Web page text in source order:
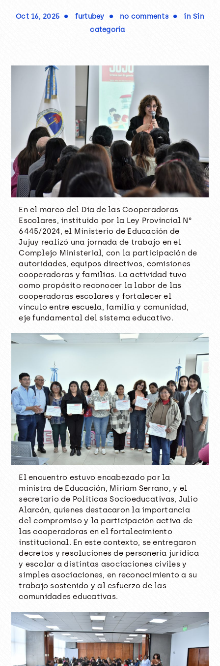
Oct 16, 2025 furtubey no comments inSin
categoría
En el marco del Día de las Cooperadoras
Escolares, instituido por la Ley Provincial N°
6445/2024, el Ministerio de Educación de
Jujuy realizó una jornada de trabajo en el
Complejo Ministerial, con la participación de
autoridades, equipos directivos, comisiones
cooperadoras y familias. La actividad tuvo
como propósito reconocer la labor de las
cooperadoras escolares y fortalecer el
vínculo entre escuela, familia y comunidad,
eje fundamental del sistema educativo.
El encuentro estuvo encabezado por la
ministra de Educación, Miriam Serrano, y el
secretario de Políticas Socioeducativas, Julio
Alarcón, quienes destacaron la importancia
del compromiso y la participación activa de
las cooperadoras en el fortalecimiento
institucional. En este contexto, se entregaron
decretos y resoluciones de personería jurídica
y escolar a distintas asociaciones civiles y
simples asociaciones, en reconocimiento a su
trabajo sostenido y al esfuerzo de las
comunidades educativas.